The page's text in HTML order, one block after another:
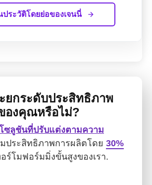
ประวัติโดยย่อของเจนนี่
ยกระดับประสิทธิภาพ
องคุณหรือไม่?
ซลูชันที่ปรับแต่งตามความ
มประสิทธิภาพการผลิตโดย 30%
ร์โมฟอร์มมิ่งขั้นสูงของเรา.